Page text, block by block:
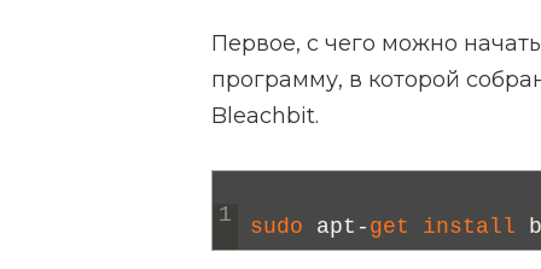
Первое, с чего можно
программу, в которой
Bleachbit.
1 sudo apt - get install